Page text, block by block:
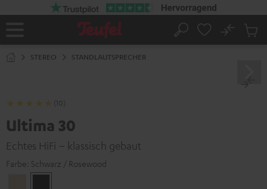
Startseite
Suche
No
STEREO STANDLAUTSPRECHER
(10)
Ultima 30
Echtes HiFi – klassisch gebaut
Farbe: Schwarz / Rosewood